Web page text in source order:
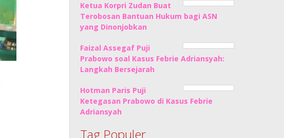
Ketua Korpri Zudan Buat
Terobosan Bantuan Hukum bagi ASN
yang Dinonjobkan
Faizal Assegaf Puji
Prabowo soal Kasus Febrie Adriansyah:
Langkah Bersejarah
Hotman Paris Puji
Ketegasan Prabowo di Kasus Febrie
Adriansyah
Tag Populer